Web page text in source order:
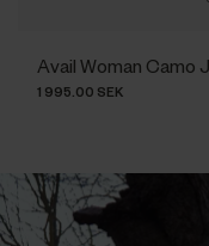
Avail Woman Camo
1 995.00 SEK